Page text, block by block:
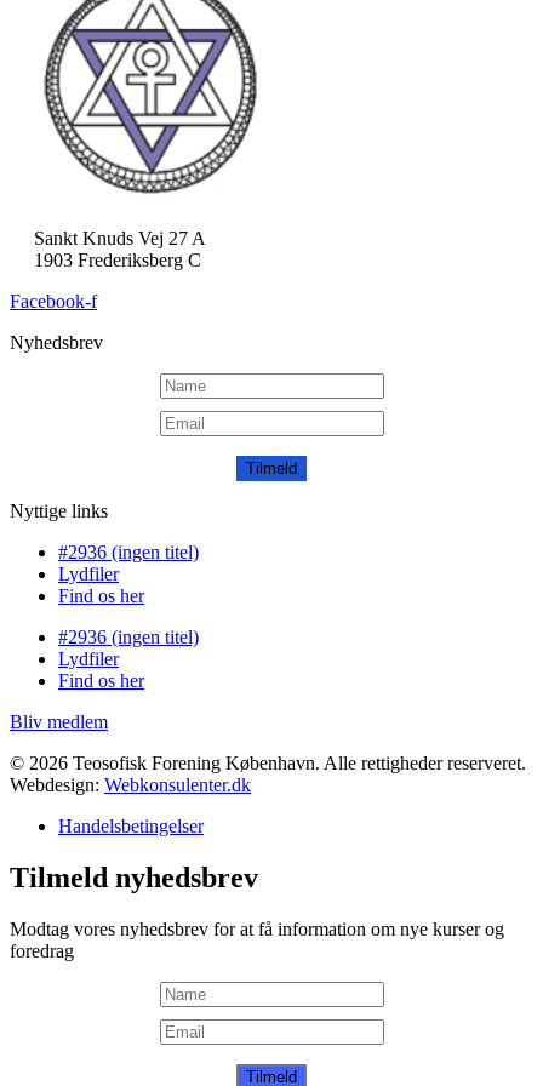
Sankt Knuds Vej 27 A
1903 Frederiksberg C
Facebook-f
Nyhedsbrev
Tilmeld
Nyttige links
#2936 (ingen titel)
Lydfiler
Find os her
#2936 (ingen titel)
Lydfiler
Find os her
Bliv medlem
© 2026 Teosofisk Forening København. Alle rettigheder reserveret.
Webdesign: Webkonsulenter.dk
Handelsbetingelser
Tilmeld nyhedsbrev
Modtag vores nyhedsbrev for at få information om nye kurser og
foredrag
Tilmeld